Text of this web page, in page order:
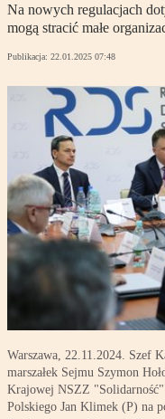
Na nowych regulacjach
mogą stracić małe
Publikacja: 22.01.2025 07:48
Warszawa, 22.11.2024. Szef
marszałek Sejmu Szymon
Krajowej NSZZ "Solidarność"
Polskiego Jan Klimek (P) na